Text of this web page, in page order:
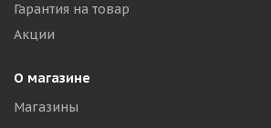
Гарантия на товар
Акции
О магазине
Магазины